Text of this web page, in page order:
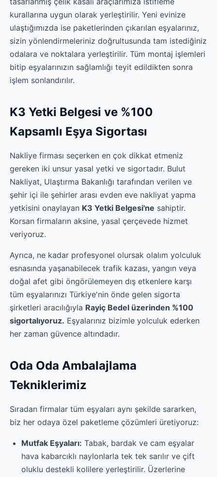
kurallarına uygun olarak yerleştirilir. Yeni evinize
ulaştığımızda ise paketlerinden çıkarılan eşyalarınız,
sizin yönlendirmeleriniz doğrultusunda tam istediğiniz
odalara ve noktalara yerleştirilir. Tüm montaj işlemleri
bitip eşyalarınızın sağlamlığı teyit edildikten sonra
işlem sonlandırılır.
K3 Yetki Belgesi ve %100
Kapsamlı Eşya Sigortası
Nakliye firması seçerken en çok dikkat etmeniz
gereken iki unsur yasal yetki ve sigortadır. Bulut
Nakliyat, Ulaştırma Bakanlığı tarafından verilen ve
şehir içi ile şehirler arası evden eve nakliyat yapma
yetkisini onaylayan K3 Yetki Belgesi'ne sahiptir.
Korsan firmaların aksine, yasal çerçevede hizmet
veriyoruz.
Ayrıca, ne kadar profesyonel olursak olalım yolculuk
esnasında yaşanabilecek trafik kazası, yangın veya
doğal afet gibi öngörülemeyen dış etkenlere karşı
tüm eşyalarınızı Türkiye'nin önde gelen sigorta
şirketleri aracılığıyla Rayiç Bedel üzerinden %100
sigortalıyoruz. Eşyalarınız bizimle yolculuk ederken
her zaman güvence altındadır.
Oda Oda Ambalajlama
Tekniklerimiz
Sıradan firmalar tüm eşyaları aynı şekilde sararken,
biz her odaya özel paketleme çözümleri üretiyoruz:
Mutfak Eşyaları: Tabak, bardak ve cam eşyalar
hava kabarcıklı naylonlarla tek tek sarılır ve çift
oluklu destekli kolilere yerleştirilir. Üzerlerine